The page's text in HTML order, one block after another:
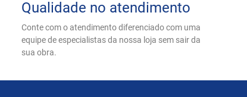
Qualidade no atendimento
Conte com o atendimento diferenciado com uma
equipe de especialistas da nossa loja sem sair da
sua obra.